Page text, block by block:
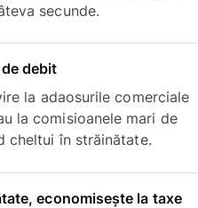
secunde.
debit
la adaosurile comerciale
la comisioanele mari de
cheltui în străinătate.
economisește la taxe